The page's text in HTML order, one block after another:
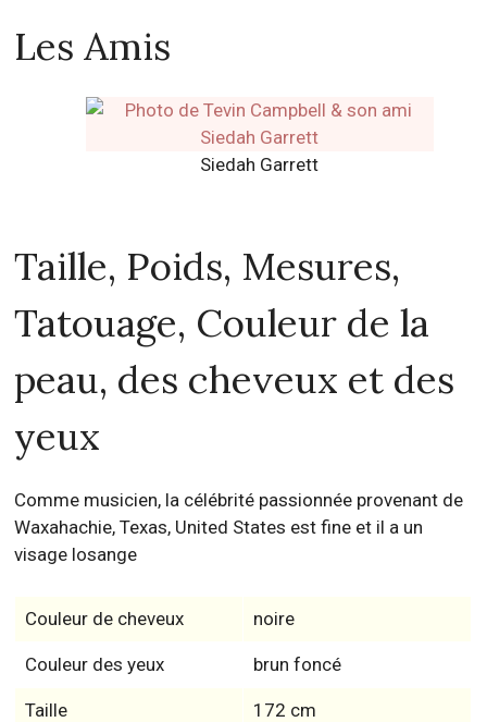
Les Amis
Siedah Garrett
Taille, Poids, Mesures,
Tatouage, Couleur de la
peau, des cheveux et des
yeux
Comme musicien, la célébrité passionnée provenant de
Waxahachie, Texas, United States est fine et il a un
visage losange
Couleur de cheveux noire
Couleur des yeux brun foncé
Taille 172 cm